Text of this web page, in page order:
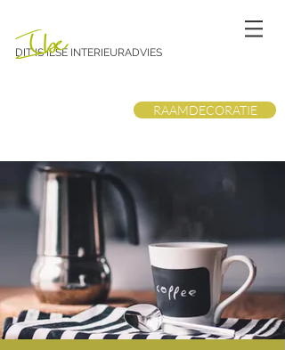
DIT IS ILSE INTERIEURADVIES
RAAMDECORATIE